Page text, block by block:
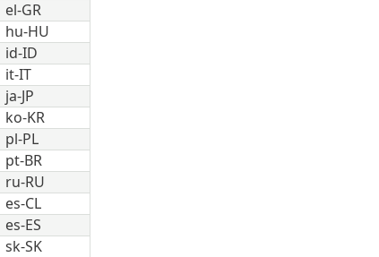
el-GR
hu-HU
id-ID
it-IT
ja-JP
ko-KR
pl-PL
pt-BR
ru-RU
es-CL
es-ES
sk-SK